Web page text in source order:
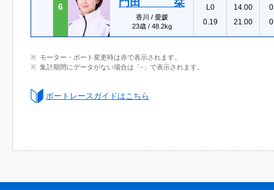
6 門田 栞
香川 / 愛媛
23歳 / 48.2kg
L0
0.19
14.00
21.00
モーター・ボート変更時は赤で表示されます。
集計期間にデータがない場合は「-」で表示されます。
ボートレースガイドはこちら